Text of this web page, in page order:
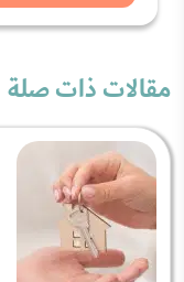
مقالات ذات صلة